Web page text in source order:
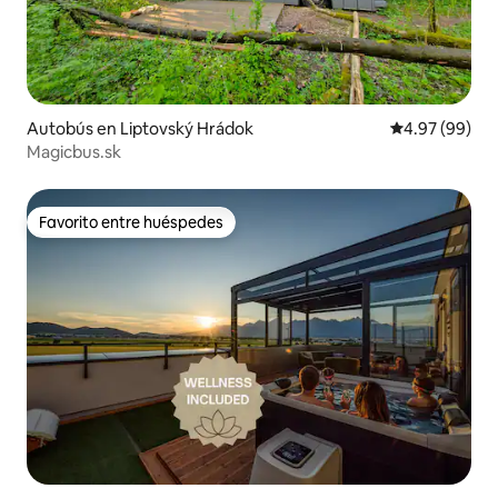
Autobús en Liptovský Hrádok Calificación
4.97 (99)
Magicbus.sk
Favorito entre huéspedes
Favorito entre huéspedes